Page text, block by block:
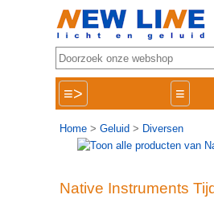
≡> ≡
Home > Geluid > Diversen
Native Instruments